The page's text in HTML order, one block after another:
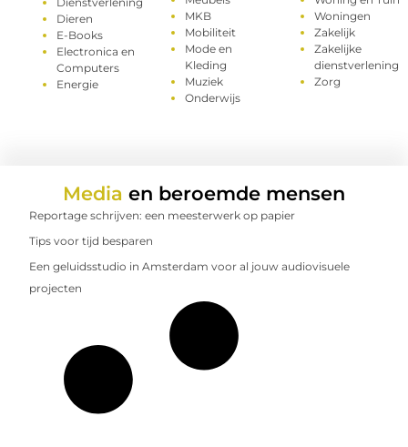
Dieren
E-Books
Electronica en
Computers
Energie
MKB
Mobiliteit
Mode en
Kleding
Muziek
Onderwijs
Woningen
Zakelijk
Zakelijke
dienstverlening
Zorg
Media en beroemde mensen
Reportage schrijven: een meesterwerk op papier
Tips voor tijd besparen
Een geluidsstudio in Amsterdam voor al jouw audiovisuele
projecten